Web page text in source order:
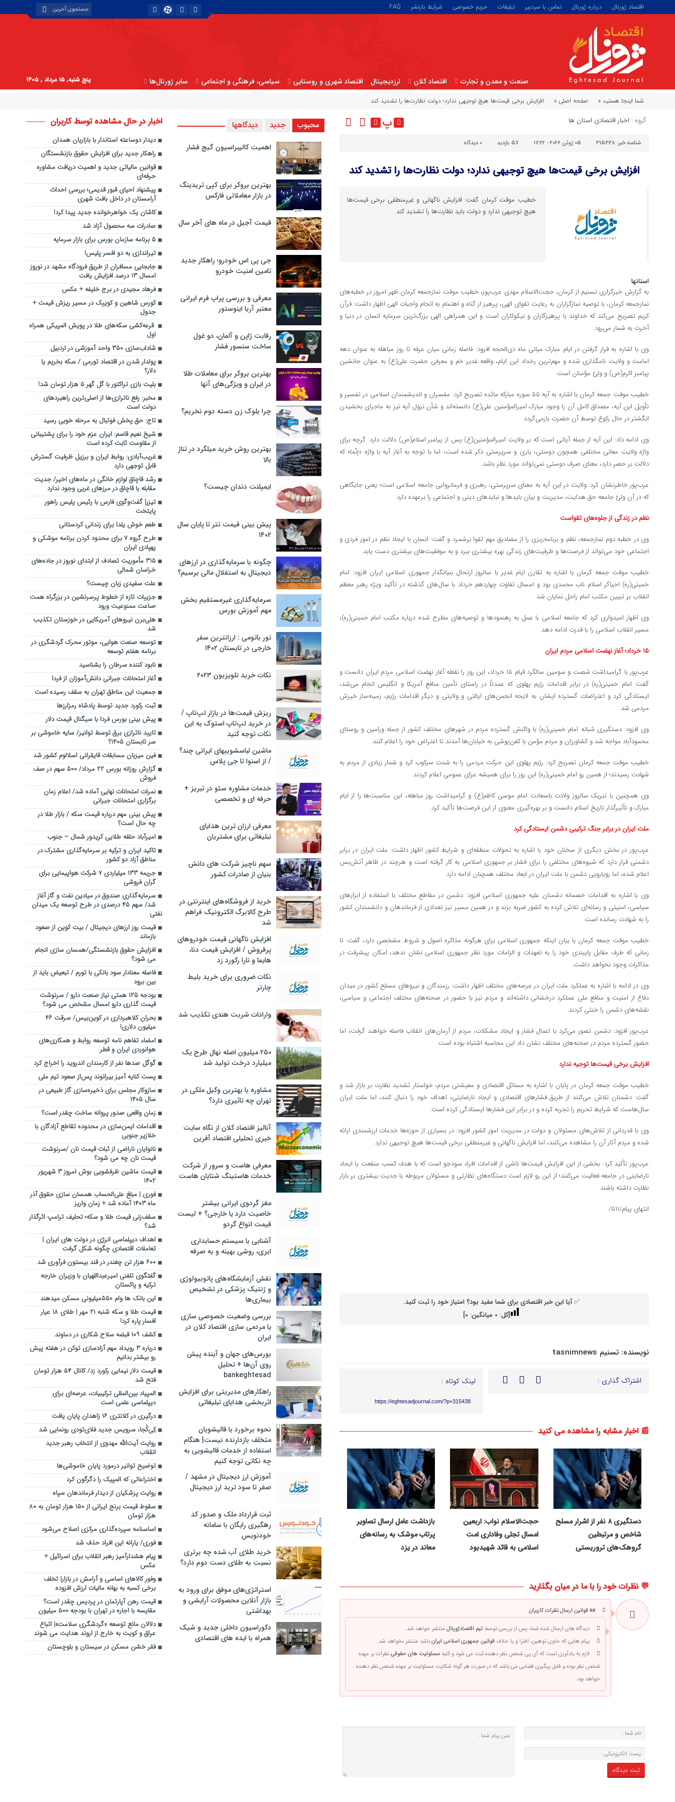
اقتصاد ژورنال درباره ژورنال تماس با سردبیر تبلیغات حریم خصوصی شرایط بازنشر FAQ
صنعت و معدن و تجارت اقتصاد کلان ارزدیجیتال اقتصاد شهری و روستایی سیاسی، فرهنگی و اجتماعی سایر ژورنال‌ها پنج شنبه, ۱۵ مرداد , ۱۴۰۵
شما اینجا هستید » صفحه اصلی » افزایش برخی قیمت‌ها هیچ توجیهی ندارد؛ دولت نظارت‌ها را تشدید کند
گروه : اخبار اقتصادی استان ها پ
شناسه خبر: 315438 05 ژوئن 2026 - 17:22 57 بازدید ۰ دیدگاه
افزایش برخی قیمت‌ها هیچ توجیهی ندارد؛ دولت نظارت‌ها را تشدید کند
خطیب موقت کرمان گفت: افزایش ناگهانی و غیرمنطقی برخی قیمت‌ها
هیچ توجیهی ندارد و دولت باید نظارت‌ها را تشدید کند
استانها
به گزارش خبرگزاری تسنیم از کرمان، حجت‌الاسلام مهدی عرب‌پور، خطیب موقت نمازجمعه کرمان ظهر امروز در خطبه‌های
نمازجمعه کرمان، با توصیه نمازگزاران به رعایت تقوای الهی، پرهیز از گناه و اهتمام به انجام واجبات الهی اظهار داشت: قرآن
کریم تصریح می‌کند که خداوند با پرهیزگاران و نیکوکاران است و این همراهی الهی بزرگ‌ترین سرمایه انسان در دنیا و
آخرت به شمار می‌رود.
وی با اشاره به قرار گرفتن در ایام مبارک میانی ماه ذی‌الحجه افزود: فاصله زمانی میان عرفه تا روز مباهله به عنوان دهه
امامت و ولایت نامگذاری شده و مهم‌ترین رخداد این ایام، واقعه غدیر خم و معرفی حضرت علی(ع) به عنوان جانشین
پیامبر اکرم(ص) و ولیّ مؤمنان است.
خطیب موقت جمعه کرمان با اشاره به آیه ۵۵ سوره مبارکه مائده تصریح کرد: مفسران و اندیشمندان اسلامی در تفسیر و
تأویل این آیه، مصداق کامل آن را وجود مبارک امیرالمؤمنین علی(ع) دانسته‌اند و شأن نزول آیه نیز به ماجرای بخشیدن
انگشتر در حال رکوع توسط آن حضرت بازمی‌گردد.
وی ادامه داد: این آیه از جمله آیاتی است که بر ولایت امیرالمؤمنین(ع) پس از پیامبر اسلام(ص) دلالت دارد. گرچه برای
واژه ولایت معانی مختلفی همچون دوستی، یاری و سرپرستی ذکر شده است، اما با توجه به آغاز آیه با واژه «إنّما» که
دلالت بر حصر دارد، معنای صرف دوستی نمی‌تواند مورد نظر باشد.
عرب‌پور خاطرنشان کرد: ولایت در این آیه به معنای سرپرستی، رهبری و فرمانروایی جامعه اسلامی است؛ یعنی جایگاهی
که در آن ولیّ جامعه حق هدایت، مدیریت و بیان بایدها و نبایدهای دینی و اجتماعی را برعهده دارد.
نظم در زندگی از جلوه‌های تقواست
وی در خطبه دوم نمازجمعه، نظم و برنامه‌ریزی را از مصادیق مهم تقوا برشمرد و گفت: انسان با ایجاد نظم در امور فردی و
اجتماعی خود می‌تواند از فرصت‌ها و ظرفیت‌های زندگی بهره بیشتری ببرد و به موفقیت‌های بیشتری دست یابد.
خطیب موقت جمعه کرمان با اشاره به تقارن ایام غدیر با سالروز ارتحال بنیانگذار جمهوری اسلامی ایران افزود: امام
خمینی(ره) احیاگر اسلام ناب محمدی بود و امسال تفاوت چهاردهم خرداد با سال‌های گذشته در تأکید ویژه رهبر معظم
انقلاب بر تبیین مکتب امام راحل نمایان شد.
وی اظهار امیدواری کرد که جامعه اسلامی با عمل به رهنمودها و توصیه‌های مطرح شده درباره مکتب امام خمینی(ره)،
مسیر انقلاب اسلامی را با قدرت ادامه دهد.
۱۵ خرداد؛ آغاز نهضت اسلامی مردم ایران
عرب‌پور با گرامیداشت شصت و سومین سالگرد قیام ۱۵ خرداد، این روز را نقطه آغاز نهضت اسلامی مردم ایران دانست و
گفت: امام خمینی(ره) در برابر اقدامات رژیم پهلوی که عمدتاً در راستای تأمین منافع آمریکا و انگلیس انجام می‌شد،
ایستادگی کرد و اعتراضات گسترده ایشان به لایحه انجمن‌های ایالتی و ولایتی و دیگر اقدامات رژیم، زمینه‌ساز خیزش
مردمی شد.
وی افزود: دستگیری شبانه امام خمینی(ره) با واکنش گسترده مردم در شهرهای مختلف کشور از جمله ورامین و روستای
محمودآباد مواجه شد و کشاورزان و مردم مؤمن با کفن‌پوشی به خیابان‌ها آمدند تا اعتراض خود را اعلام کنند.
خطیب موقت جمعه کرمان تصریح کرد: رژیم پهلوی این حرکت مردمی را به شدت سرکوب کرد و شمار زیادی از مردم به
شهادت رسیدند؛ از همین رو امام خمینی(ره) این روز را برای همیشه عزای عمومی اعلام کردند.
وی همچنین با تبریک سالروز ولادت باسعادت امام موسی کاظم(ع) و گرامیداشت روز مباهله، این مناسبت‌ها را از ایام
مبارک و تأثیرگذار تاریخ اسلام دانست و بر بهره‌گیری معنوی از این فرصت‌ها تأکید کرد.
ملت ایران در برابر جنگ ترکیبی دشمن ایستادگی کرد
عرب‌پور در بخش دیگری از سخنان خود با اشاره به تحولات منطقه‌ای و شرایط کشور اظهار داشت: ملت ایران در برابر
دشمنی قرار دارد که شیوه‌های مختلفی را برای فشار بر جمهوری اسلامی به کار گرفته است و هرچند در ظاهر آتش‌بس
اعلام شده، اما رویارویی دشمن با ملت ایران در ابعاد مختلف همچنان ادامه دارد.
وی با اشاره به اقدامات خصمانه دشمنان علیه جمهوری اسلامی افزود: دشمن در مقاطع مختلف با استفاده از ابزارهای
سیاسی، امنیتی و رسانه‌ای تلاش کرده به کشور ضربه بزند و در همین مسیر نیز تعدادی از فرماندهان و دانشمندان کشور
را به شهادت رسانده است.
خطیب موقت جمعه کرمان با بیان اینکه جمهوری اسلامی برای هرگونه مذاکره اصول و شروط مشخصی دارد، گفت: تا
زمانی که طرف مقابل پایبندی خود را به تعهدات و الزامات مورد نظر جمهوری اسلامی نشان ندهد، امکان پیشرفت در
مذاکرات وجود نخواهد داشت.
وی در ادامه با اشاره به عملکرد ملت ایران در عرصه‌های مختلف اظهار داشت: رزمندگان و نیروهای مسلح کشور در میدان
دفاع از امنیت و منافع ملی عملکرد درخشانی داشته‌اند و مردم نیز با حضور در صحنه‌های مختلف اجتماعی و سیاسی،
نقشه‌های دشمن را خنثی کردند.
عرب‌پور افزود: دشمن تصور می‌کرد با اعمال فشار و ایجاد مشکلات، مردم از آرمان‌های انقلاب فاصله خواهند گرفت، اما
حضور گسترده مردم در صحنه‌های مختلف نشان داد این محاسبه اشتباه بوده است.
افزایش برخی قیمت‌ها توجیه ندارد
خطیب موقت جمعه کرمان در پایان با اشاره به مسائل اقتصادی و معیشتی مردم، خواستار تشدید نظارت بر بازار شد و
گفت: دشمنان تلاش می‌کنند از طریق فشارهای اقتصادی و ایجاد نارضایتی، اهداف خود را دنبال کنند، اما ملت ایران
سال‌هاست که شرایط تحریم را تجربه کرده و در برابر این فشارها ایستادگی کرده است.
وی با قدردانی از تلاش‌های مسئولان و دولت در مدیریت امور کشور افزود: در بسیاری از حوزه‌ها خدمات ارزشمندی ارائه
شده و مردم آثار آن را مشاهده می‌کنند، اما افزایش ناگهانی و غیرمنطقی برخی قیمت‌ها هیچ توجیهی ندارد.
عرب‌پور تأکید کرد: بخشی از این افزایش قیمت‌ها ناشی از اقدامات افراد سودجو است که با هدف کسب منفعت یا ایجاد
نارضایتی در جامعه فعالیت می‌کنند؛ از این رو لازم است دستگاه‌های نظارتی و مسئولان مربوطه با جدیت بیشتری بر بازار
نظارت داشته باشند.
انتهای پیام/۵۱۱/
✅ آیا این خبر اقتصادی برای شما مفید بود؟ امتیاز خود را ثبت کنید.
[کل: 0 میانگین: 0
]
نویسنده: تسنیم tasnimnews
اشتراک گذاری : لینک کوتاه :
https://eghtesadjournal.com/?p=315438
📰 اخبار مشابه را مشاهده می کنید
دستگیری ۸ نفر از اشرار مسلح
شاخص و مرتبطین
گروهک‌های تروریستی
حجت‌الاسلام نواب: اربعین
امسال تجلی وفاداری امت
اسلامی به قائد شهیدبود
بازداشت عامل ارسال تصاویر
پرتاب موشک به رسانه‌های
معاند در یزد
💬 نظرات خود را با ما در میان بگذارید
📜 قوانین ارسال نظرات کاربران
دیدگاه های ارسال شده شما، پس از بررسی توسط تیم اقتصادژورنال منتشر خواهد شد.
پیام هایی که حاوی توهین، افترا و یا خلاف قوانین جمهوری اسلامی ایرانباشد منتشر نخواهد شد.
لازم به یادآوری است که آی پی شخص نظر دهنده ثبت می شود و کلیه مسئولیت های حقوقینظرات بر عهده
شخص نظر بوده و قابل پیگیری قضایی می باشد که در صورت هر گونه شکایت مسئولیت بر عهده شخص نظر دهنده
خواهد بود.
محبوب جدید دیدگاهها
اهمیت کالیبراسیون گیج فشار
بهترین بروکر برای کپی‌ تریدینگ
در بازار معاملاتی فارکس
قیمت آجیل در ماه های آخر سال
جی پی اس خودرو؛ راهکار جدید
تامین امنیت خودرو
معرفی و بررسی پراپ فرم ایرانی
معتبر آریا اینوستور
رقابت ژاپن و آلمان، دو غول
ساخت سنسور فشار
بهترین بروکر برای معاملات طلا
در ایران و ویژگی‌های آنها
چرا بلوک زن دسته دوم نخریم؟
بهترین روش خرید میلگرد در تناژ
بالا
ایمپلنت دندان چیست؟
پیش بینی قیمت تتر تا پایان سال
۱۴۰۲
چگونه با سرمایه‌گذاری در ارزهای
دیجیتال به استقلال مالی برسیم؟
سرمایه‌گذاری غیرمستقیم بخش
مهم آموزش بورس
تور باتومی : ارزانترین سفر
خارجی در تابستان ۱۴۰۲
نکات خرید تلویزیون ۲۰۲۳
ریزش قیمت‌ها در بازار لپ‌تاپ /
در خرید لپ‌تاپ استوک به این
نکات توجه کنید
ماشین لباسشویی‎های ایرانی چند؟
/ از اسنوا تا جی پلاس
خدمات مشاوره سئو در تبریز +
حرفه ای و تخصصی
معرفی ارزان ترین هدایای
تبلیغاتی برای مشتریان
سهم ناچیز شرکت های دانش
بنیان از صادرات کشور
خرید از فروشگاه‌های اینترنتی در
طرح کالابرگ الکترونیک فراهم
شد
افزایش ناگهانی قیمت خودروهای
پرفروش / افزایش قیمت دنا،
هایما و تارا رکورد زد
نکات ضروری برای خرید بلیط
چارتر
وارادات شربت هندی تکذیب شد
۲۵۰ میلیون اصله نهال طرح یک
میلیارد درخت تولید شد
مشاوره با بهترین وکیل ملکی در
تهران چه تاثیری دارد؟
آنالیز اقتصاد کلان از نگاه سایت
خبری تحلیلی اقتصاد آفرین
معرفی هاست و سرور از شرکت
خدمات هاستینگ شتابان هاست
مغز گردوی ایرانی بیشتر
خاصیت دارد یا خارجی؟ + لیست
قیمت انواع گردو
آشنایی با سیستم حسابداری
ابری، روشی بهینه و به صرفه
نقش آزمایشگاه‌های پاتوبیولوژی
و ژنتیک پزشکی در تشخیص
بیماری‌ها
بررسی وضعیت خصوصی سازی
یا مردمی سازی اقتصاد کلان در
ایران
بورس‌های جهان و آینده پیش
روی آن‌ها + تحلیل
bankeghtesad
راهکارهای مدیریتی برای افزایش
اثربخشی هدایای تبلیغاتی
نحوه برخورد با قالیشویان
متخلف بازدارنده نیست| هنگام
استفاده از خدمات قالیشویی به
چه نکاتی توجه کنیم
آموزش ارز دیجیتال در مشهد /
صفر تا سود ترید ارز دیجیتال
ثبت قرارداد ملک و صدور کد
رهگیری رایگان با سامانه
خودنویس
خرید طلای آب شده چه برتری
نسبت به طلای دست دوم دارد؟
استراتژی‌های موفق برای ورود به
بازار آنلاین محصولات آرایشی و
بهداشتی
دکوراسیون داخلی جدید و شیک
همراه با ایده های اقتصادی
اخبار در حال مشاهده توسط کاربران
دیدار دوساعته استاندار با بازاریان همدان
راهکار جدید برای افزایش حقوق بازنشستگان
قوانین مالیاتی جدید و اهمیت دریافت مشاوره
حرفه‌ای
پیشنهاد احیای قبور قدیمی؛ بررسی احداث
آرامستان در داخل بافت شهری
کاشان یک خواهرخوانده جدید پیدا کرد!
صادرات سه محصول آزاد شد
۵ برنامه سازمان بورس برای بازار سرمایه
تیراندازی به دو افسر پلیس!
جابجایی مسافران از طریق فرودگاه مشهد در نوروز
امسال ۱۳ درصد افزایش یافت
فرهاد مجیدی در برج خلیفه + عکس
کورس شاهین و کوییک در مسیر ریزش قیمت +
جدول
قرعه‌کشی سکه‌های طلا در پویش المپیکی همراه
اول
شاداب‌سازی ۳۵۰ واحد آموزشی در اردبیل
پولدار شدن در اقتصاد تورمی / سکه بخریم یا
دلار؟
بلیت بازی تراکتور با گل گهر ۵ هزار تومان شد!
مخبر: رفع ناترازی‌ها از اصلی‌ترین راهبردهای
دولت است
تاج: حق پخش فوتبال به مرحله خوبی رسید
شیخ نعیم قاسم: ایران عزم خود را برای پشتیبانی
از مقاومت ثابت کرده است
غریب‌آبادی: روابط ایران و برزیل ظرفیت گسترش
قابل توجهی دارد
رشد قاچاق لوازم خانگی در ماه‌های اخیر/ جدیت
مقابله با قاچاق در مرزهای غربی وجود ندارد
تیزر| گفت‌وگوی فارس با رئیس پلیس راهور
پایتخت
طعم خوش یلدا برای زندانی کردستانی
طرح گروه ۷ برای محدود کردن برنامه موشکی و
پهپادی ایران
۳۱۵ مأموریت تصادف از ابتدای نوروز در جاده‌های
خراسان شمالی
علت سفیدی زبان چیست؟
جزییات تازه از خطوط پرسرنشین در بزرگراه همت
؛ساعت ممنوعیت ورود
هلی‌برن نیروهای آمریکایی در خوزستان تکذیب
شد
توسعه صنعت هوایی، موتور محرک گردشگری در
برنامه هفتم توسعه
نابود کننده سرطان را بشناسید
آغاز امتحانات جبرانی دانش‌آموزان از فردا
جمعیت این مناطق تهران به سقف رسیده است
ثبت رکورد جدید توسط پادشاه رمزارزها
پیش بینی بورس فردا با سیگنال قیمت دلار
تایید ناترازی برق توسط توانیر/ سایه خاموشی بر
سر تابستان ۱۴۰۵؟
فین میزبان مسابقات قایقرانی اسلالوم کشور شد
گزارش روزانه بورس ۲۲ مرداد/ ۵۰۰ سهم در صف
فروش
نمرات امتحانات نهایی آماده شد/ اعلام زمان
برگزاری امتحانات جبرانی
پیش بینی مهم درباره قیمت سکه / بازار طلا در
چه حال است؟
امیرآباد حلقه طلایی کریدور شمال – جنوب
تاکید ایران و ترکیه بر سرمایه‌گذاری مشترک در
مناطق آزاد دو کشور
جریمه ۱۳۳ میلیاردی ۷ شرکت هواپیمایی برای
گران‌ فروشی
سرمایه‌گذاری صندوق در میادین نفت و گاز آغاز
شد/ سهم ۴۵ درصدی در طرح توسعه یک میدان
نفتی
قیمت روز ارزهای دیجیتال / بیت کوین از صعود
بازماند
افزایش حقوق بازنشستگی/همسان سازی انجام
می شود؟
فاصله معنادار سود بانکی با تورم / تبعیض باید از
بین برود
بودجه ۱۲۵ همتی نیاز صنعت دارو / سرنوشت
قیمت گذاری دارو امسال مشخص می شود؟
بحران کلاهبرداری در کوین‌بیس/ سرقت ۴۶
میلیون‌ دلاری!
امضاء تفاهم نامه توسعه روابط و همکاری‌های
هوانوردی ایران و قطر
گوگل صدها نفر از کارمندان اندروید را اخراج کرد
پست کنایه آمیز بیرانوند پس‌از صعود تیم ملی
سازوکار مجلس برای ذخیره‌سازی گاز طبیعی در
سال ۱۴۰۵
زمان واقعی صدور پروانه ساخت چقدر است؟
اقدامات ایمن‌سازی در محدوده تقاطع آزادگان با
خلازیر جنوبی
نانوایان ناراضی از ثبات قیمت نان /سرنوشت
قیمت نان چه می شود؟
قیمت ماشین ظرفشویی بوش امروز ۳ شهریور
۱۴۰۲
فوری | مبلغ علی‌الحساب همسان سازی حقوق آذر
ماه ۱۴۰۳ آماده شد + زمان واریز
سقف‌زنی قیمت طلا و سکه؛ تحلیف ترامپ اثرگذار
شد؟
اهداف دیپلماسی انرژی در دولت های ایران |
تعاملات اقتصادی چگونه شکل گرفت
۶۰۰ هزار تن چغندر در قند بیستون فرآوری شد
گفتگوی تلفنی امیرعبداللهیان با وزیران خارجه
ترکیه و پاکستان
این بانک ها وام ۵۵۰میلیونی مسکن میدهند
قیمت طلا و سکه شنبه ۲۱ مهر | طلای ۱۸ عیار
افسار پاره کرد!
کشف ۱۰۹ قبضه سلاح شکاری در دماوند
درباره ۳ رویداد مهم آزادسازی توکن در هفته پیش
رو بیشتر بدانیم
قیمت دلار نیمایی رکورد زد/ کانال ۵۴ هزار تومان
فتح شد
المپیاد بین‌المللی ترکیبیات، عرصه‌ای برای
دیپلماسی علمی است
درگیری در کلانتری ۱۶ زاهدان پایان یافت
کِی‌کُجا، سرویس جدید فلای‌تودی رونمایی شد
روایت آیت‌الله مهدوی از انتخاب رهبر جدید
انقلاب
توضیح توانیر درمورد پایان خاموشی‌ها
اختراعاتی که المپیک را دگرگون کرد
روایت پزشکیان از دیدار فرماندهان سپاه
سقوط قیمت برنج ایرانی از ۱۵۰ هزار تومان به ۸۰
هزار تومان
اساسنامه سپرده‌گذاری مرکزی اصلاح می‌شود
فوری/ یارانه این افراد حذف شد
پیام هشدارآمیز رهبر انقلاب برای اسرائیل +
عکس
وفور کالاهای اساسی و آرامش در بازار| تخلف
برخی کسبه به بهانه مالیات ارزش افزوده
قیمت رهن آپارتمان در پردیس چقدر است؟
مقایسه با اجاره در تهران با بودجه ۵۰۰ میلیون
دلالان مانع توسعه «گردشگری سلامت»| اتباع
عراق و کویت به خارج از اروند هدایت می‌ شوند
فقر خشن مسکن در سیستان و بلوچستان